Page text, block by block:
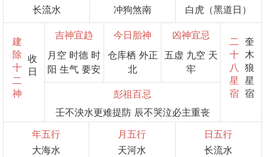
长流水
冲狗煞南
白虎（黑道日）
建
除
十
二
神
收
日
吉神宜趋
月空 时德 时
阳 生气 要安
今日胎神
仓库栖 外正
北
凶神宜忌
五虚 九空 天
牢
彭祖百忌
壬不泱水更难提防 辰不哭泣必主重丧
二
十
八
星
宿
奎
木
狼
星
宿
年五行
大海水
月五行
天河水
日五行
长流水